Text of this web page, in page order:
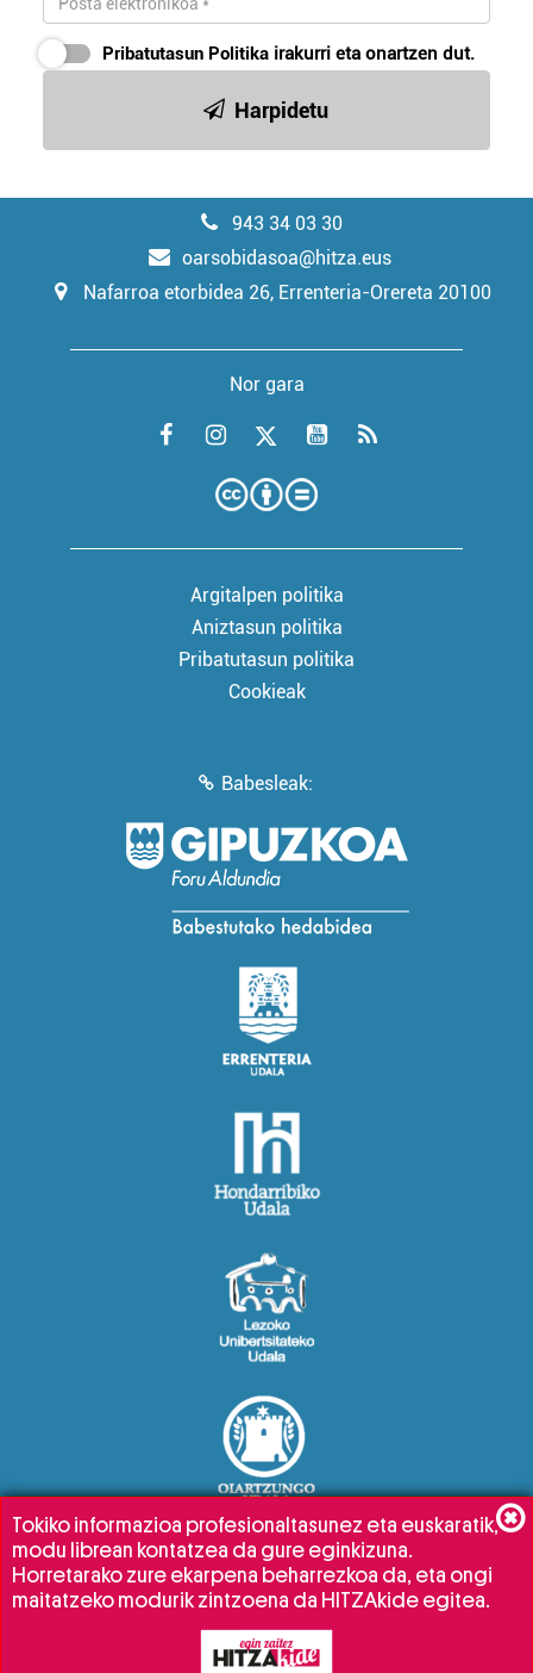
Pribatutasun Politika irakurri eta onartzen dut.
Harpidetu
943 34 03 30
oarsobidasoa@hitza.eus
Nafarroa etorbidea 26, Errenteria-Orereta 20100
Nor gara
Argitalpen politika
Aniztasun politika
Pribatutasun politika
Cookieak
Babesleak:
Tokiko informazioa profesionaltasunez eta euskaratik,
modu librean kontatzea da gure eginkizuna.
Horretarako zure ekarpena beharrezkoa da, eta ongi
maitatzeko modurik zintzoena da HITZAkide egitea.